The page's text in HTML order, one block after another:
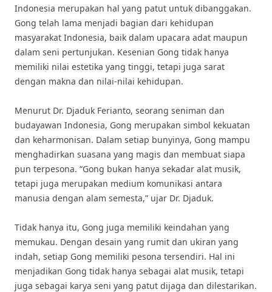
Indonesia merupakan hal yang patut untuk dibanggakan.
Gong telah lama menjadi bagian dari kehidupan
masyarakat Indonesia, baik dalam upacara adat maupun
dalam seni pertunjukan. Kesenian Gong tidak hanya
memiliki nilai estetika yang tinggi, tetapi juga sarat
dengan makna dan nilai-nilai kehidupan.
Menurut Dr. Djaduk Ferianto, seorang seniman dan
budayawan Indonesia, Gong merupakan simbol kekuatan
dan keharmonisan. Dalam setiap bunyinya, Gong mampu
menghadirkan suasana yang magis dan membuat siapa
pun terpesona. “Gong bukan hanya sekadar alat musik,
tetapi juga merupakan medium komunikasi antara
manusia dengan alam semesta,” ujar Dr. Djaduk.
Tidak hanya itu, Gong juga memiliki keindahan yang
memukau. Dengan desain yang rumit dan ukiran yang
indah, setiap Gong memiliki pesona tersendiri. Hal ini
menjadikan Gong tidak hanya sebagai alat musik, tetapi
juga sebagai karya seni yang patut dijaga dan dilestarikan.